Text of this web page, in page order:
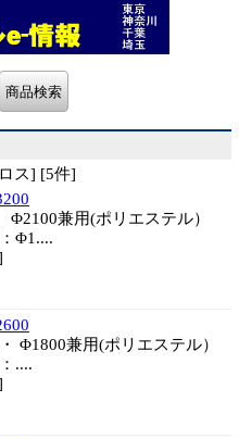
ス] [5件]
兼用(ポリエステル）
Φ1....
Φ1800兼用(ポリエステル）
....